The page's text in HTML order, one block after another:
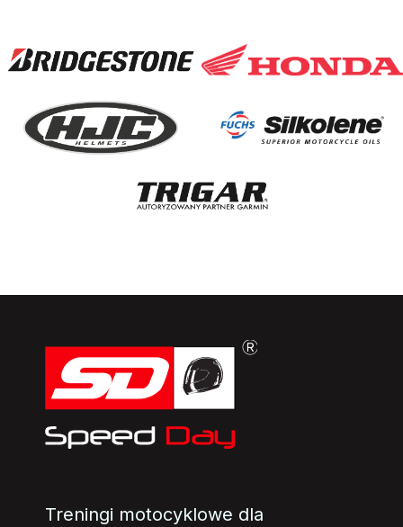
Treningi motocyklowe dla